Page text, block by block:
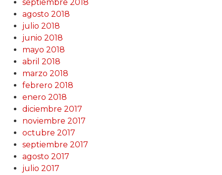
septiembre 2018
agosto 2018
julio 2018
junio 2018
mayo 2018
abril 2018
marzo 2018
febrero 2018
enero 2018
diciembre 2017
noviembre 2017
octubre 2017
septiembre 2017
agosto 2017
julio 2017